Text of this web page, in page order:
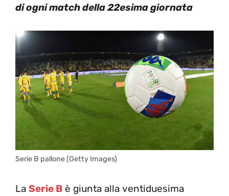
di ogni match della 22esima giornata
Serie B pallone (Getty Images)
La Serie B è giunta alla ventiduesima